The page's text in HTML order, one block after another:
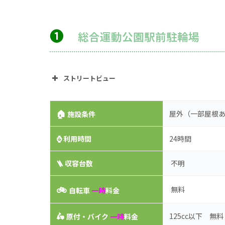
➊ 総合運動公園駅前駐輪場
ストリートビュー
🏠 施設条件 屋外（一部屋根
⌚利用時間 24時間
🪜 収容台数 不明
🚲 自転車 一時料金 無料
🛵 原付・バイク 一時料金 125cc以下 無料